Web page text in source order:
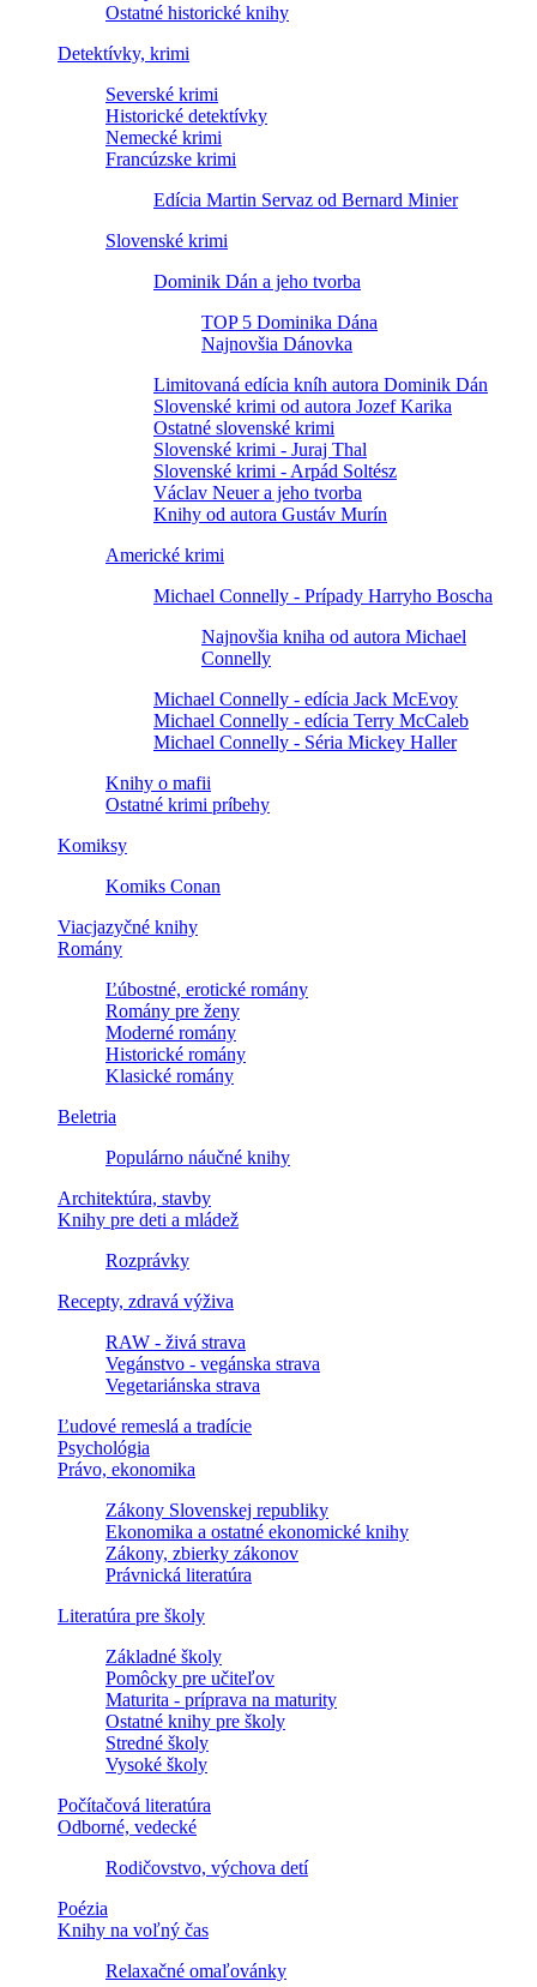
Ostatné historické knihy
Detektívky, krimi
Severské krimi
Historické detektívky
Nemecké krimi
Francúzske krimi
Edícia Martin Servaz od Bernard Minier
Slovenské krimi
Dominik Dán a jeho tvorba
TOP 5 Dominika Dána
Najnovšia Dánovka
Limitovaná edícia kníh autora Dominik Dán
Slovenské krimi od autora Jozef Karika
Ostatné slovenské krimi
Slovenské krimi - Juraj Thal
Slovenské krimi - Arpád Soltész
Václav Neuer a jeho tvorba
Knihy od autora Gustáv Murín
Americké krimi
Michael Connelly - Prípady Harryho Boscha
Najnovšia kniha od autora Michael
Connelly
Michael Connelly - edícia Jack McEvoy
Michael Connelly - edícia Terry McCaleb
Michael Connelly - Séria Mickey Haller
Knihy o mafii
Ostatné krimi príbehy
Komiksy
Komiks Conan
Viacjazyčné knihy
Romány
Ľúbostné, erotické romány
Romány pre ženy
Moderné romány
Historické romány
Klasické romány
Beletria
Populárno náučné knihy
Architektúra, stavby
Knihy pre deti a mládež
Rozprávky
Recepty, zdravá výživa
RAW - živá strava
Vegánstvo - vegánska strava
Vegetariánska strava
Ľudové remeslá a tradície
Psychológia
Právo, ekonomika
Zákony Slovenskej republiky
Ekonomika a ostatné ekonomické knihy
Zákony, zbierky zákonov
Právnická literatúra
Literatúra pre školy
Základné školy
Pomôcky pre učiteľov
Maturita - príprava na maturity
Ostatné knihy pre školy
Stredné školy
Vysoké školy
Počítačová literatúra
Odborné, vedecké
Rodičovstvo, výchova detí
Poézia
Knihy na voľný čas
Relaxačné omaľovánky